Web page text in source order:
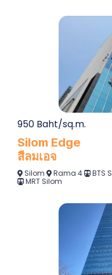
950 Baht/sq.m.
Silom Edge
สีลมเอจ
Silom Rama 4
BTS
MRT Silom